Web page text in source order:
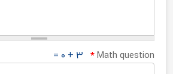
Math question
* ۳ + ۰ =